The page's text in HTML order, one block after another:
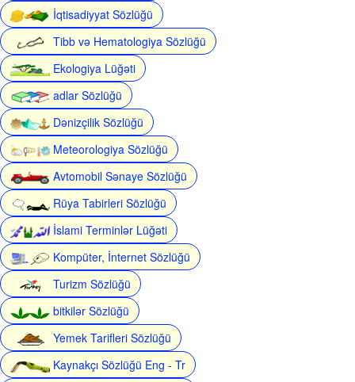
İqtisadiyyat Sözlüğü
Tibb və Hematologiya Sözlüğü
Ekologiya Lüğəti
adlar Sözlüğü
Dənizçilik Sözlüğü
Meteorologiya Sözlüğü
Avtomobil Sənaye Sözlüğü
Rüya Tabirleri Sözlüğü
İslami Terminlər Lüğəti
Kompüter, İnternet Sözlüğü
Turizm Sözlüğü
bitkilər Sözlüğü
Yemek Tarifleri Sözlüğü
Kaynakçı Sözlüğü Eng - Tr